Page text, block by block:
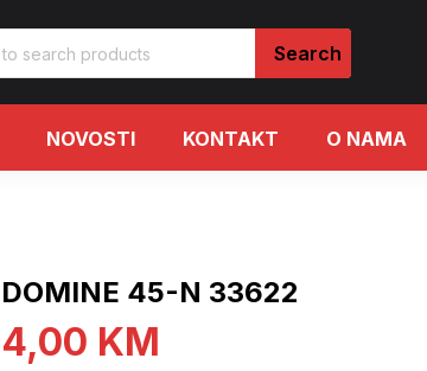
NOVOSTI KONTAKT O NAMA
DOMINE 45-N 33622
4,00 KM